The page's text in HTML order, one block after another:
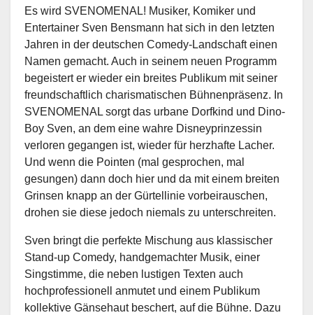
Es wird SVENOMENAL! Musiker, Komiker und
Entertainer Sven Bensmann hat sich in den letzten
Jahren in der deutschen Comedy-Landschaft einen
Namen gemacht. Auch in seinem neuen Programm
begeistert er wieder ein breites Publikum mit seiner
freundschaftlich charismatischen Bühnenpräsenz. In
SVENOMENAL sorgt das urbane Dorfkind und Dino-
Boy Sven, an dem eine wahre Disneyprinzessin
verloren gegangen ist, wieder für herzhafte Lacher.
Und wenn die Pointen (mal gesprochen, mal
gesungen) dann doch hier und da mit einem breiten
Grinsen knapp an der Gürtellinie vorbeirauschen,
drohen sie diese jedoch niemals zu unterschreiten.
Sven bringt die perfekte Mischung aus klassischer
Stand-up Comedy, handgemachter Musik, einer
Singstimme, die neben lustigen Texten auch
hochprofessionell anmutet und einem Publikum
kollektive Gänsehaut beschert, auf die Bühne. Dazu